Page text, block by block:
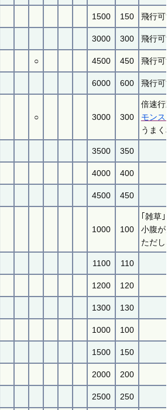
1500 150 飛行可
3000 300 飛行可
○ 4500 450 飛行可
6000 600 飛行可
○ 3000 300
倍速行
モンス
うま
3500 350
4000 400
4500 450
1000 100
｢雑草
小腹が
ただし
1100 110
1200 120
1300 130
1000 100
1500 150
2000 200
2500 250